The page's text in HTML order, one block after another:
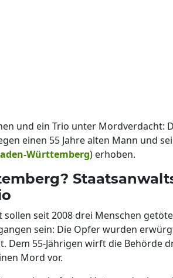
und ein Trio unter Mordverdacht:
einen 55 Jahre alten Mann und
Württemberg) erhoben.
seit 2008 drei Menschen
sein: Die Opfer wurden
Dem 55-Jährigen wirft die Behörde
Mord vor.